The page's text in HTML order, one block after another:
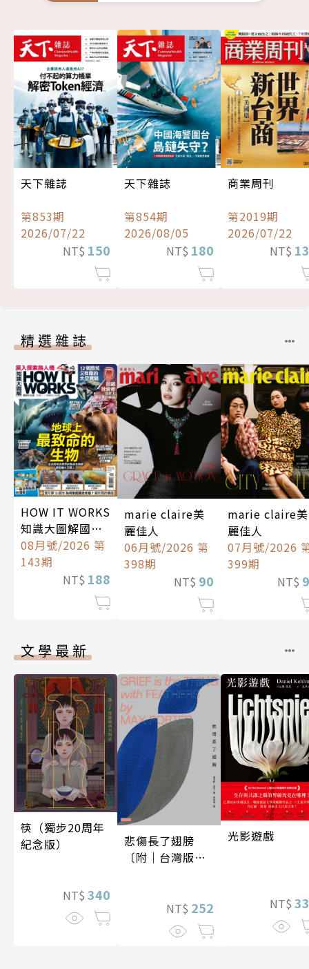
天下雜誌
第853期
2026/07/22
NT$ 150
天下雜誌
第854期
2026/08/05
NT$ 180
商業周刊
第2019期
2026/07/22
NT$
精選雜誌
HOW IT WORKS
知識大圖解國際
中文版
08月號/2026 第
143期
NT$ 188
marie claire美
麗佳人
06月號/2026 第
398期
NT$ 90
marie claire美
麗佳人
07月號/2026
399期
NT$
文學最新
筷（獨步20周年
紀念版）
NT$ 340
悲傷長了翅膀
〔附｜台灣版獨
NT$ 252
光影遊戲
NT$